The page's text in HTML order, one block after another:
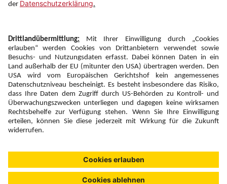
Newsletter:
Anmelden
Fairness und
Unsere Inhalte: Standards und
Meldung
Copyright © 2026 DERTOUR Austria GmbH